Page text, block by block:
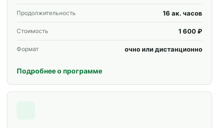
Продолжительность 16 ак. часов
Стоимость 1 600 ₽
Формат очно или дистанционно
Подробнее о программе